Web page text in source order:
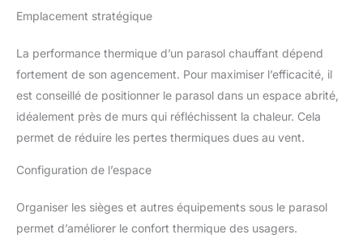
Emplacement stratégique
La performance thermique d’un parasol chauffant dépend
fortement de son agencement. Pour maximiser l’efficacité, il
est conseillé de positionner le parasol dans un espace abrité,
idéalement près de murs qui réfléchissent la chaleur. Cela
permet de réduire les pertes thermiques dues au vent.
Configuration de l’espace
Organiser les sièges et autres équipements sous le parasol
permet d’améliorer le confort thermique des usagers.